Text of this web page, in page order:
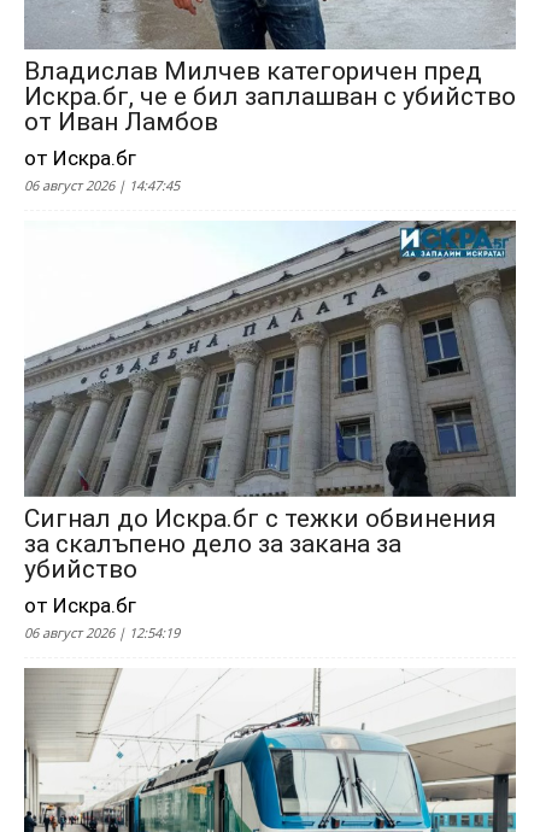
Владислав Милчев категоричен пред
Искра.бг, че е бил заплашван с убийство
от Иван Ламбов
от Искра.бг
06 август 2026 | 14:47:45
Сигнал до Искра.бг с тежки обвинения
за скалъпено дело за закана за
убийство
от Искра.бг
06 август 2026 | 12:54:19